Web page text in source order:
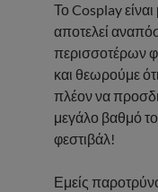
Το Cosplay
αποτελεί
περισσοτέρων
και θεωρούμε
πλέον να
μεγάλο βαθμό
φεστιβάλ!
Εμείς